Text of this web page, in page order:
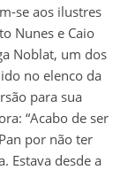
se aos ilustres
Nunes e Caio
Noblat, um dos
no elenco da
para sua
“Acabo de ser
por não ter
Estava desde a